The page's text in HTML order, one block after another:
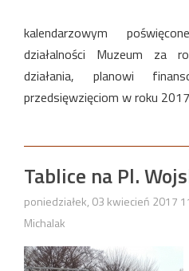
kalendarzowym
działalności Muzeum za
działania, planowi
przedsięwzięciom w roku
Tablice na Pl.
poniedziałek, 03 kwiecień 2017
Michalak